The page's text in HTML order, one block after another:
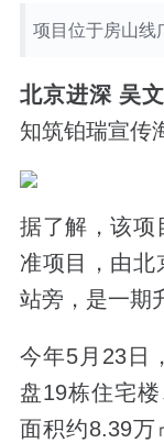
项目位于房山线
北京进深 吴
知筑铂瑞宣传
据了解，该项
准项目，由北
站旁，是一期
今年5月23日
盘19栋住宅
面积约8.39